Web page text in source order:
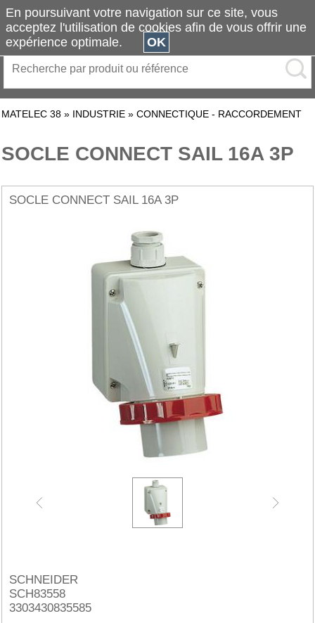
MATELEC 38 » INDUSTRIE » CONNECTIQUE - RACCORDEMENT
SOCLE CONNECT SAIL 16A 3P
SOCLE CONNECT SAIL 16A 3P
SCHNEIDER
SCH83558
3303430835585
En poursuivant votre navigation sur ce site, vous
acceptez l'utilisation de cookies afin de vous offrir une
expérience optimale.
OK